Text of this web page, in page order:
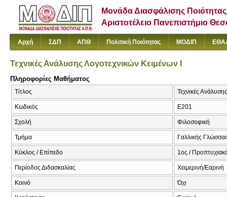
Μονάδα Διασφάλισης Ποιότητας
Αριστοτέλειο Πανεπιστήμιο
Αρχή ΣΔΠ ΑΠΘ Πολιτική Ποιότητας ΜΟΔΙΠ
Τεχνικές Ανάλυσης Λογοτεχνικών Κειμένων Ι
Πληροφορίες Μαθήματος
Τίτλος Τεχνικές
Κωδικός Ε201
Σχολή Φιλοσοφική
Τμήμα Γαλλικής
Κύκλος / Επίπεδο 1ος /
Περίοδος Διδασκαλίας Χειμερινή/Εαρινή
Κοινό Όχι